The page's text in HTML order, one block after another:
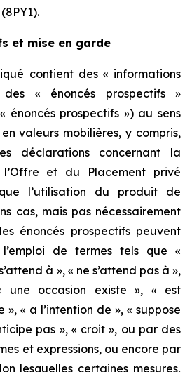
et mise en garde
contient des « informations
« énoncés prospectifs »
énoncés prospectifs ») au sens
valeurs mobilières, y compris,
déclarations concernant la
et du Placement privé
l’utilisation du produit de
cas, mais pas nécessairement
énoncés prospectifs peuvent
de termes tels que «
à », « ne s’attend pas à »,
occasion existe », « est
», « a l’intention de », « suppose
pas », « croit », ou par des
et expressions, ou encore par
lesquelles certaines mesures,